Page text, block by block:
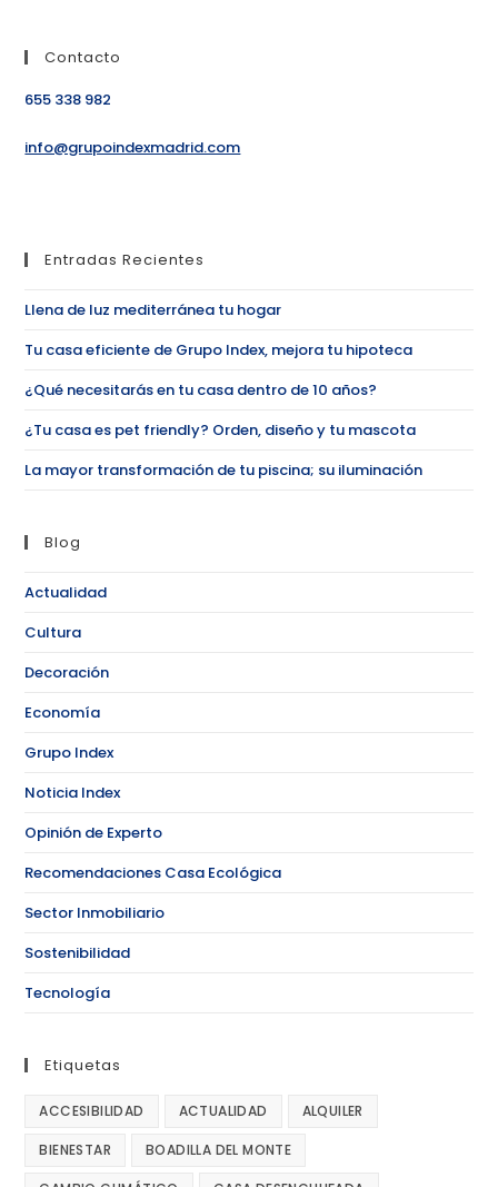
Contacto
655 338 982
info@grupoindexmadrid.com
Entradas Recientes
Llena de luz mediterránea tu hogar
Tu casa eficiente de Grupo Index, mejora tu hipoteca
¿Qué necesitarás en tu casa dentro de 10 años?
¿Tu casa es pet friendly? Orden, diseño y tu mascota
La mayor transformación de tu piscina; su iluminación
Blog
Actualidad
Cultura
Decoración
Economía
Grupo Index
Noticia Index
Opinión de Experto
Recomendaciones Casa Ecológica
Sector Inmobiliario
Sostenibilidad
Tecnología
Etiquetas
ACCESIBILIDAD ACTUALIDAD ALQUILER
BIENESTAR BOADILLA DEL MONTE